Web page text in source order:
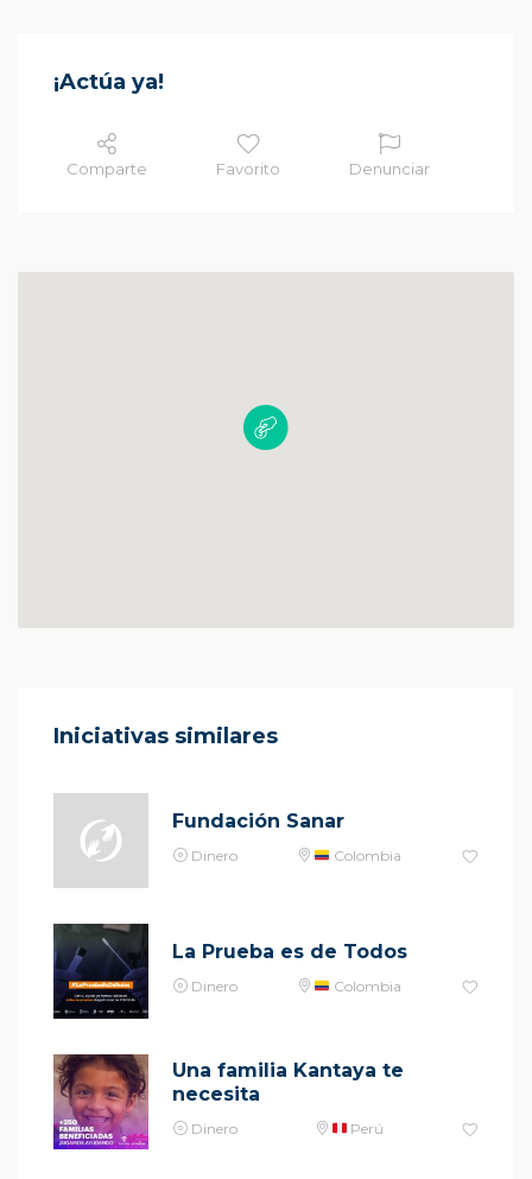
¡Actúa ya!
Comparte Favorito Denunciar
Iniciativas similares
Fundación Sanar
Dinero Colombia
La Prueba es de Todos
Dinero Colombia
Una familia Kantaya te
necesita
Dinero Perú